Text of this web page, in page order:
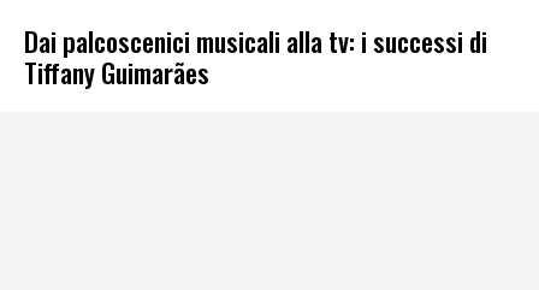
Dai palcoscenici musicali alla tv: i successi di
Tiffany Guimarães